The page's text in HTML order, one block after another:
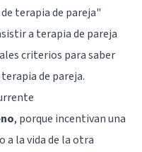
terapia de pareja"
a terapia de pareja
criterios para saber
de pareja.
, porque incentivan una
la vida de la otra